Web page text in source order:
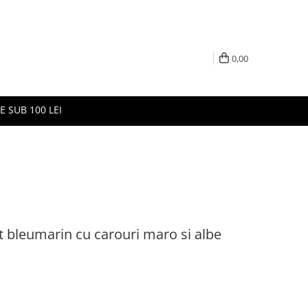
0,00
SUB 100 LEI
bleumarin cu carouri maro si albe